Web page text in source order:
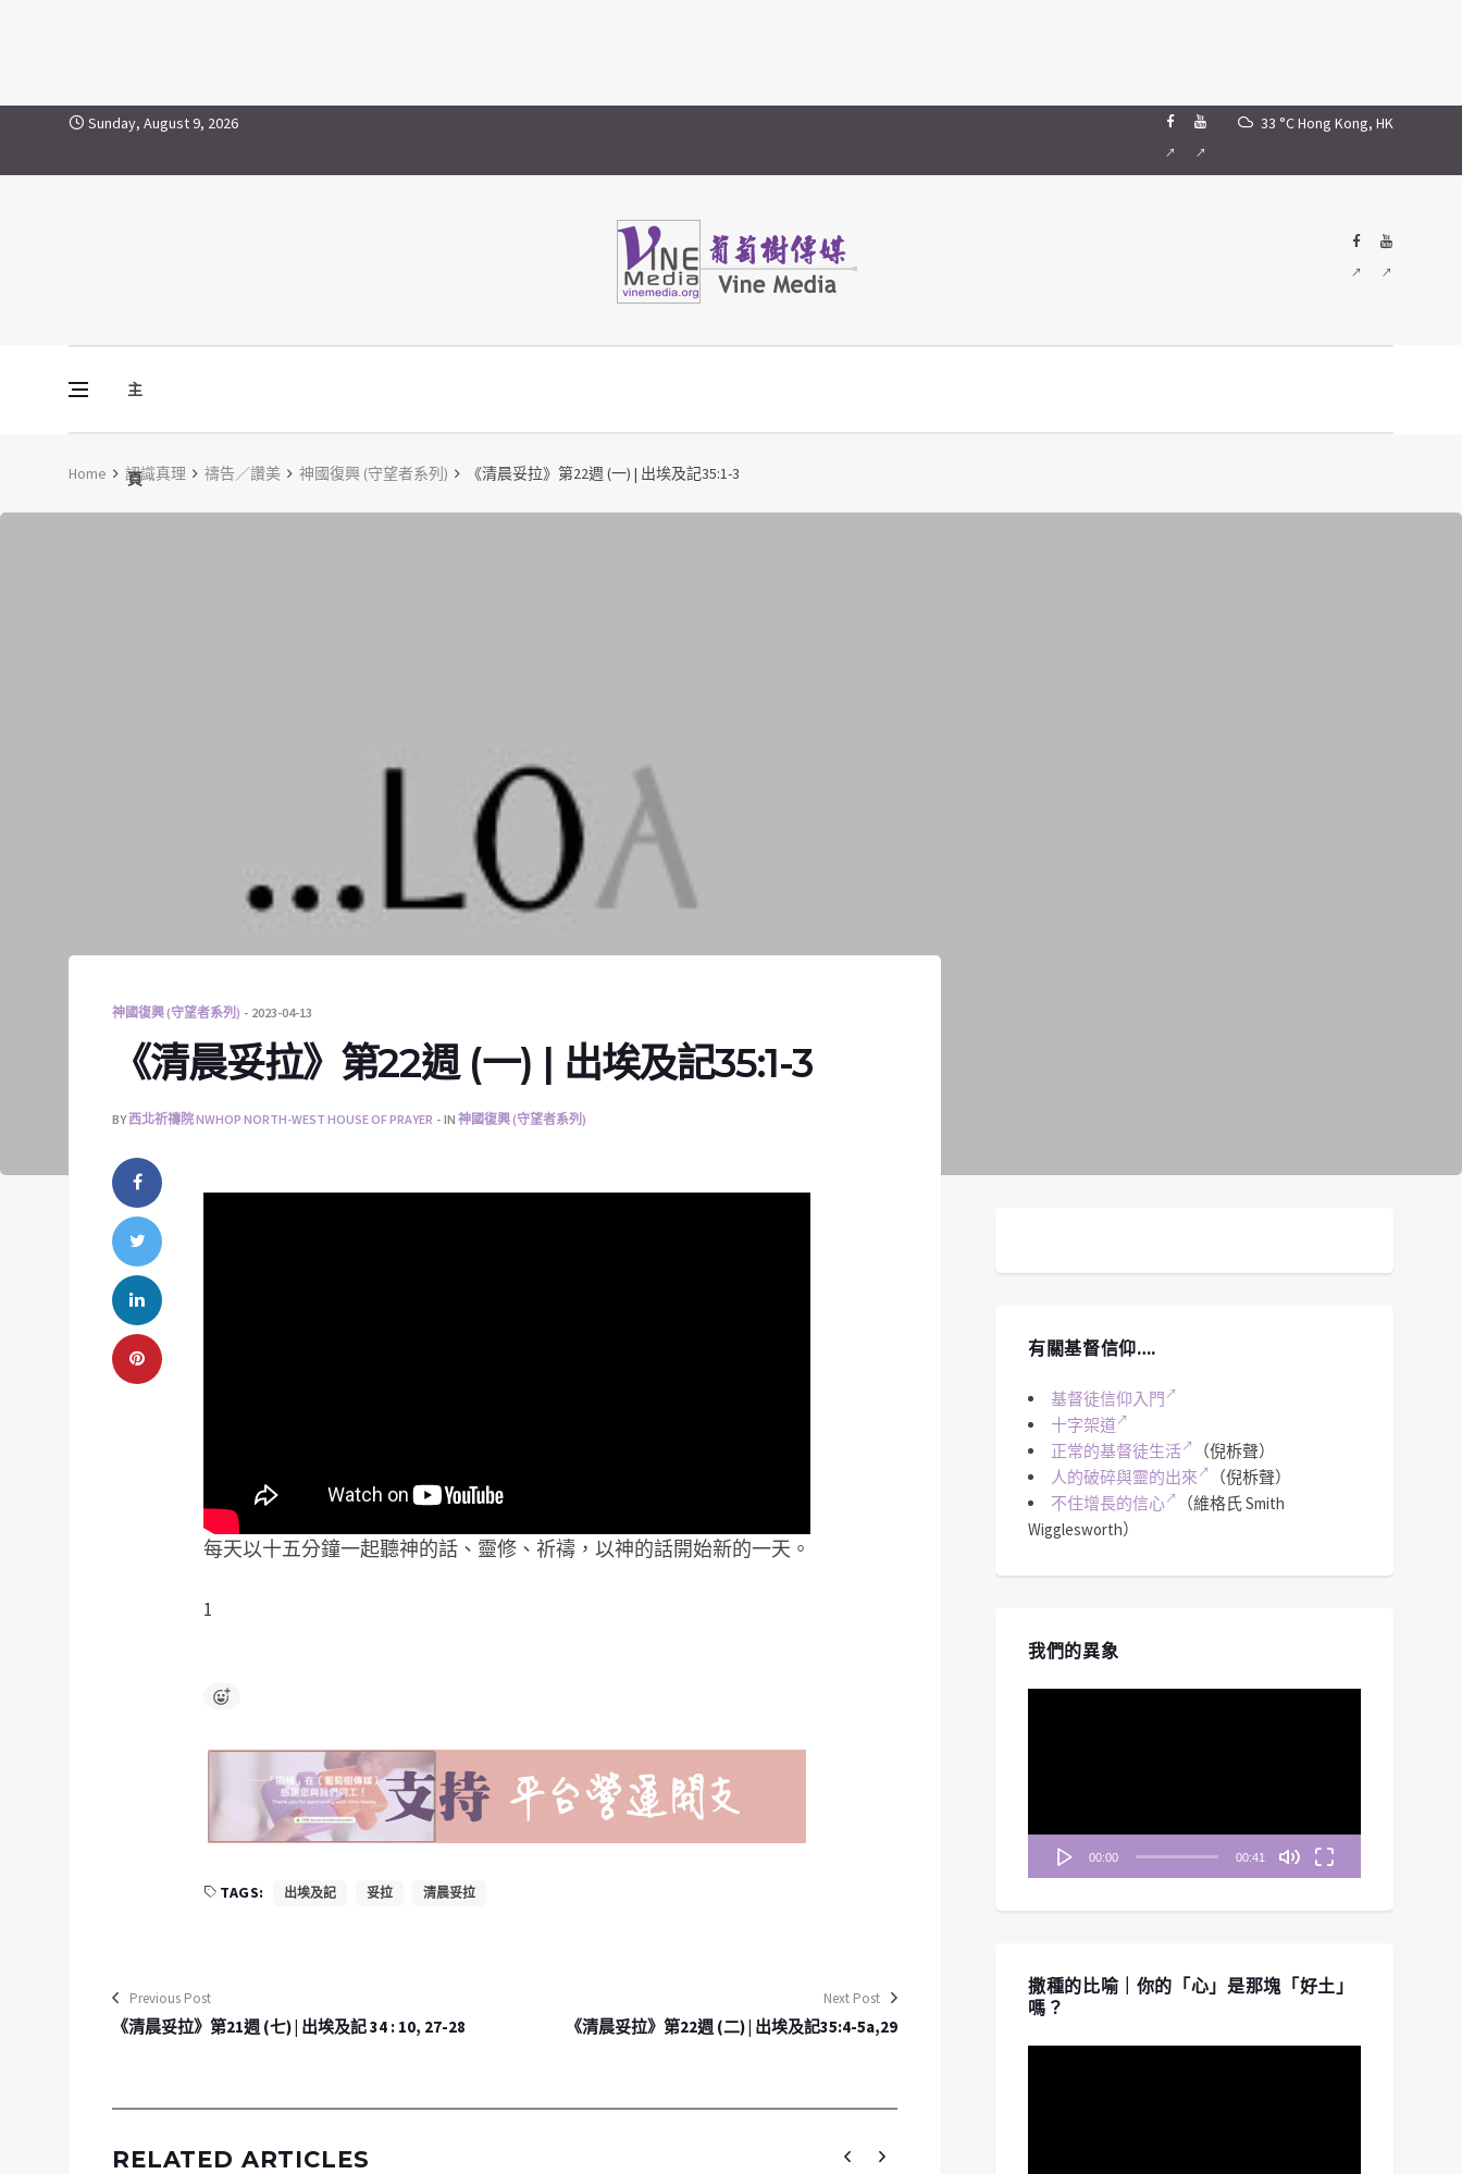
Skip to contentSunday, August 9, 2026 33 °CHong Kong, HK
主
頁
Vine Media
葡萄樹傳媒
Home 認識真理 禱告／讚美 神國復興 (守望者系列) 《清晨妥拉》第22週 (一) | 出埃及記35:1-3
神國復興 (守望者系列) 2023-04-13
《清晨妥拉》第22週 (一) | 出埃及記35:1-3
BY西北祈禱院 NWHOP NORTH-WEST HOUSE OF PRAYER IN 神國復興 (守望者系列)
每天以十五分鐘一起聽神的話、靈修、祈禱，以神的話開始新的一天。
1
TAGS: 出埃及記 妥拉 清晨妥拉
Previous Post
《清晨妥拉》第21週 (七) | 出埃及記 34 : 10, 27-28
Next Post
《清晨妥拉》第22週 (二) | 出埃及記35:4-5a,29
RELATED ARTICLES
有關基督信仰….
基督徒信仰入門
十字架道
正常的基督徒生活
（倪柝聲）
人的破碎與靈的出來
（倪柝聲）
不住增長的信心
（維格氏 Smith
Wigglesworth）
我們的異象
00:00 00:41
撒種的比喻｜你的「心」是那塊「好土」
嗎？